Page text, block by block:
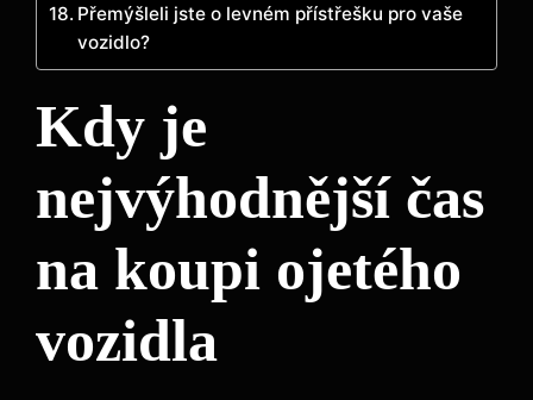
Přemýšleli jste o levném přístřešku pro vaše
vozidlo?
Kdy je
nejvýhodnější čas
na koupi ojetého
vozidla